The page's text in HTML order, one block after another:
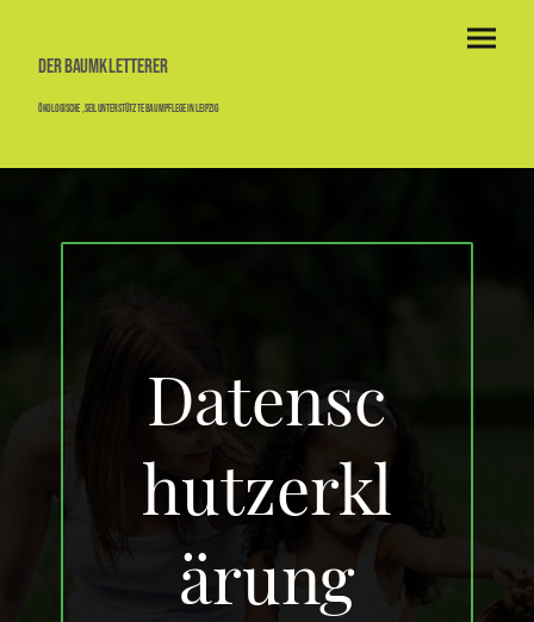
Der Baumkletterer
ökologische ,seilunterstützte Baumpflege in Leipzig
Datensc
hutzerkl
ärung